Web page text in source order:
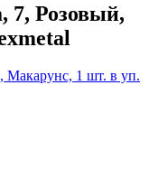
Розовый,